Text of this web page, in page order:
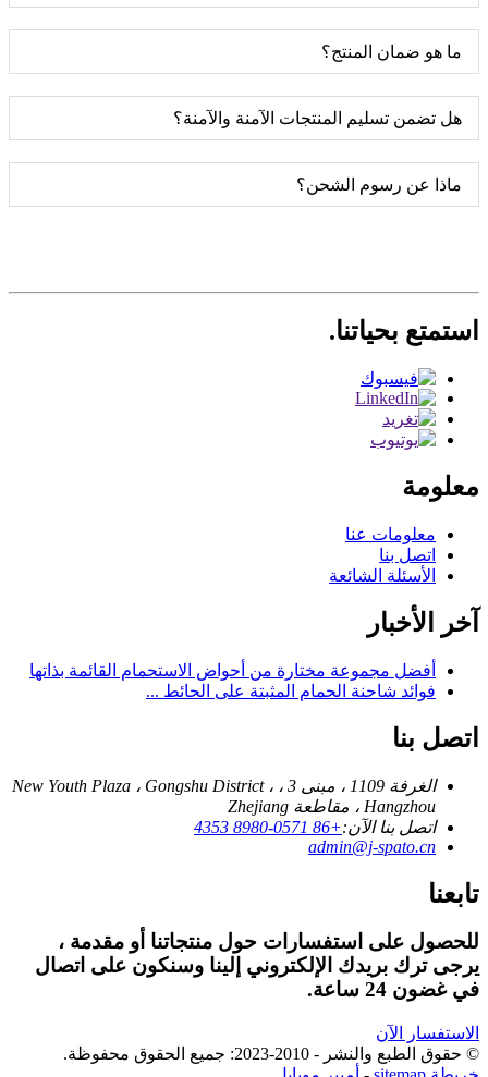
ما هو ضمان المنتج؟
هل تضمن تسليم المنتجات الآمنة والآمنة؟
ماذا عن رسوم الشحن؟
استمتع بحياتنا.
معلومة
معلومات عنا
اتصل بنا
الأسئلة الشائعة
آخر الأخبار
أفضل مجموعة مختارة من أحواض الاستحمام القائمة بذاتها
فوائد شاحنة الحمام المثبتة على الحائط ...
اتصل بنا
الغرفة 1109 ، مبنى 3 ، New Youth Plaza ، Gongshu District ،
Hangzhou ، مقاطعة Zhejiang
اتصل بنا الآن:+86 0571-8980 4353
admin@j-spato.cn
تابعنا
للحصول على استفسارات حول منتجاتنا أو مقدمة ،
يرجى ترك بريدك الإلكتروني إلينا وسنكون على اتصال
في غضون 24 ساعة.
الاستفسار الآن
© حقوق الطبع والنشر - 2010-2023: جميع الحقوق محفوظة.